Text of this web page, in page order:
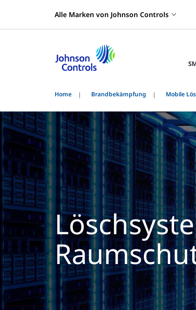
Alle Marken von Johnson Controls
Home Brandbekämpfung Mobile